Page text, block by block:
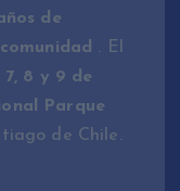
de
. El
7, 8 y 9 de
Parque
de Chile.